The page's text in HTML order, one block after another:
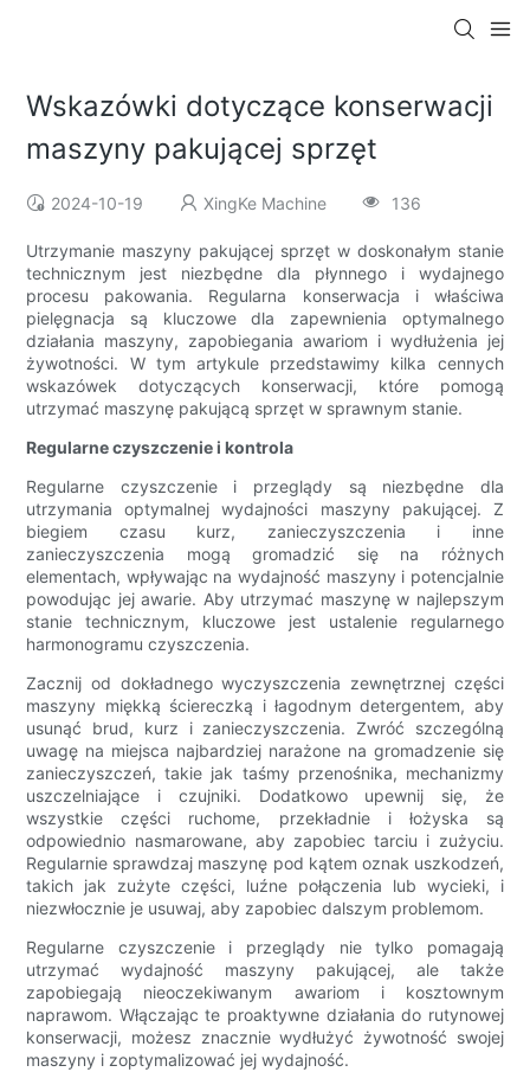
Wskazówki dotyczące konserwacji
maszyny pakującej sprzęt
2024-10-19 XingKe Machine 136
Utrzymanie maszyny pakującej sprzęt w doskonałym stanie
technicznym jest niezbędne dla płynnego i wydajnego
procesu pakowania. Regularna konserwacja i właściwa
pielęgnacja są kluczowe dla zapewnienia optymalnego
działania maszyny, zapobiegania awariom i wydłużenia jej
żywotności. W tym artykule przedstawimy kilka cennych
wskazówek dotyczących konserwacji, które pomogą
utrzymać maszynę pakującą sprzęt w sprawnym stanie.
Regularne czyszczenie i kontrola
Regularne czyszczenie i przeglądy są niezbędne dla
utrzymania optymalnej wydajności maszyny pakującej. Z
biegiem czasu kurz, zanieczyszczenia i inne
zanieczyszczenia mogą gromadzić się na różnych
elementach, wpływając na wydajność maszyny i potencjalnie
powodując jej awarie. Aby utrzymać maszynę w najlepszym
stanie technicznym, kluczowe jest ustalenie regularnego
harmonogramu czyszczenia.
Zacznij od dokładnego wyczyszczenia zewnętrznej części
maszyny miękką ściereczką i łagodnym detergentem, aby
usunąć brud, kurz i zanieczyszczenia. Zwróć szczególną
uwagę na miejsca najbardziej narażone na gromadzenie się
zanieczyszczeń, takie jak taśmy przenośnika, mechanizmy
uszczelniające i czujniki. Dodatkowo upewnij się, że
wszystkie części ruchome, przekładnie i łożyska są
odpowiednio nasmarowane, aby zapobiec tarciu i zużyciu.
Regularnie sprawdzaj maszynę pod kątem oznak uszkodzeń,
takich jak zużyte części, luźne połączenia lub wycieki, i
niezwłocznie je usuwaj, aby zapobiec dalszym problemom.
Regularne czyszczenie i przeglądy nie tylko pomagają
utrzymać wydajność maszyny pakującej, ale także
zapobiegają nieoczekiwanym awariom i kosztownym
naprawom. Włączając te proaktywne działania do rutynowej
konserwacji, możesz znacznie wydłużyć żywotność swojej
maszyny i zoptymalizować jej wydajność.